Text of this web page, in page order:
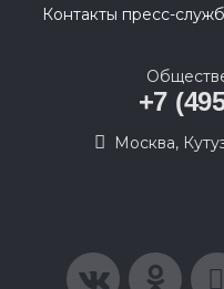
Контакты пресс-
+7
Москва,